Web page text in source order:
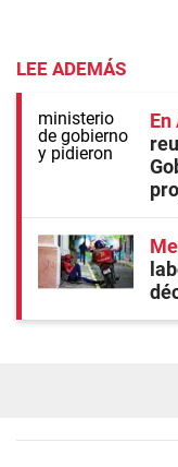
LEE ADEMÁS